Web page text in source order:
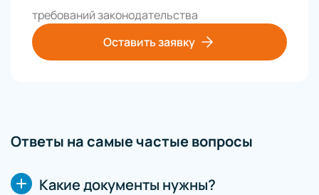
требований законодательства
Оставить заявку
Ответы на самые частые вопросы
Какие документы нужны?